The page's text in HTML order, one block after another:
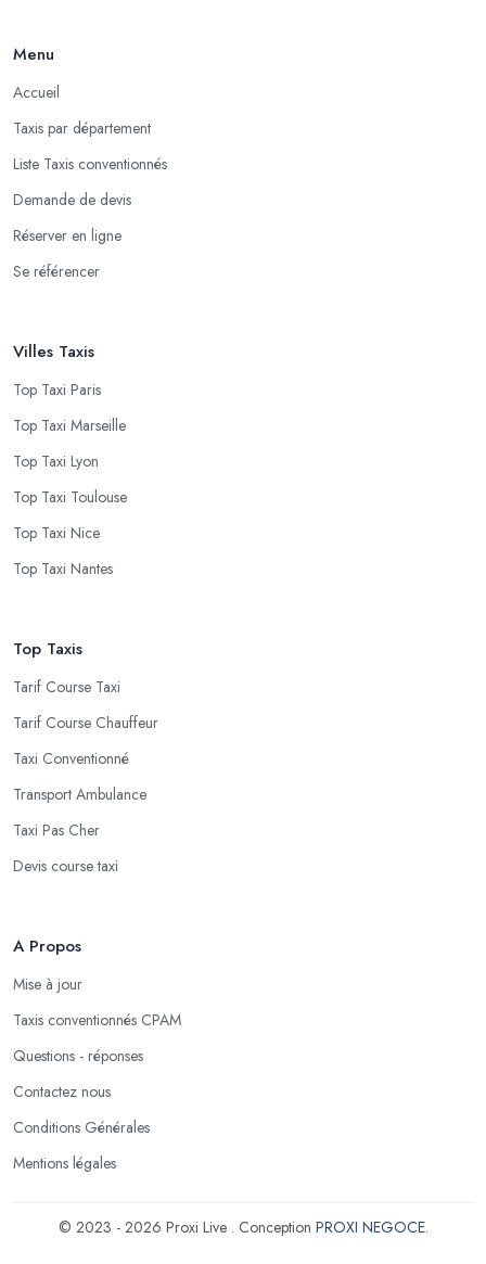
Menu
Accueil
Taxis par département
Liste Taxis conventionnés
Demande de devis
Réserver en ligne
Se référencer
Villes Taxis
Top Taxi Paris
Top Taxi Marseille
Top Taxi Lyon
Top Taxi Toulouse
Top Taxi Nice
Top Taxi Nantes
Top Taxis
Tarif Course Taxi
Tarif Course Chauffeur
Taxi Conventionné
Transport Ambulance
Taxi Pas Cher
Devis course taxi
A Propos
Mise à jour
Taxis conventionnés CPAM
Questions - réponses
Contactez nous
Conditions Générales
Mentions légales
© 2023 - 2026 Proxi Live . Conception PROXI NEGOCE.